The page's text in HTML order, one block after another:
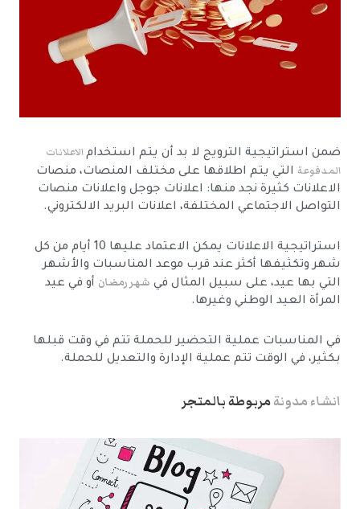
ضمن استراتيجية الترويج لا بد أن يتم استخدامالاعلانات
المدفوعة التي يتم اطلاقها على مختلف المنصات، منصات
الاعلانات كثيرة نجد منها: اعلانات جوجل واعلانات منصات
التواصل الاجتماعي المختلفة، اعلانات البريد الالكتروني.
استراتيجية الاعلانات يمكن الاعتماد عليها 10 أيام من كل
شهر وتكثيفها أكثر عند قرب موعد المناسبات والأشهر
التي بها عيد، على سبيل المثال في شهر رمضان أو في عيد
المرأة العيد الوطني وغيرها.
في المناسبات عملية التحضير للحملة تتم في وقت قبلها
بكثير، في الوقت تتم عملية الإدارة والتعديل للحملة.
انشاء مدونةمربوطة بالمتجر